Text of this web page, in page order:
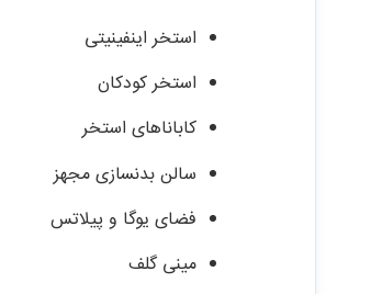
استخر اینفینیتی
استخر کودکان
کابانا‌های استخر
سالن بدنسازی مجهز
فضای یوگا و پیلاتس
مینی گلف